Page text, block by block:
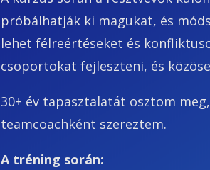
próbálhatják ki magukat, és
lehet félreértéseket és
csoportokat fejleszteni, és
30+ év tapasztalatát osztom
teamcoachként szereztem.
A tréning során: